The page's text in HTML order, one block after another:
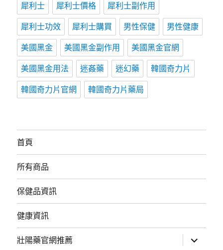
犀利士 犀利士價格 犀利士副作用
犀利士功效 犀利士購買 男性保健 男性健康
美國黑金 美國黑金副作用 美國黑金官網
美國黑金用法 迷姦藥 迷幻藥 韓國奇力片
韓國奇力片官網 韓國奇力片藥局
首頁
所有商品
保健品資訊
健康資訊
壯陽藥官網推薦
開